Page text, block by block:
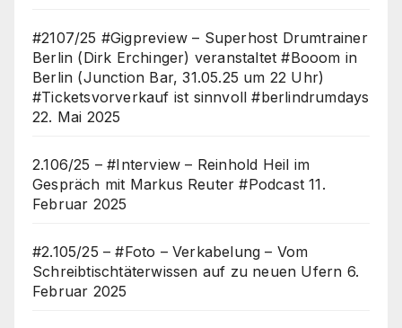
#2107/25 #Gigpreview – Superhost Drumtrainer
Berlin (Dirk Erchinger) veranstaltet #Booom in
Berlin (Junction Bar, 31.05.25 um 22 Uhr)
#Ticketsvorverkauf ist sinnvoll #berlindrumdays
22. Mai 2025
2.106/25 – #Interview – Reinhold Heil im
Gespräch mit Markus Reuter #Podcast 11.
Februar 2025
#2.105/25 – #Foto – Verkabelung – Vom
Schreibtischtäterwissen auf zu neuen Ufern 6.
Februar 2025